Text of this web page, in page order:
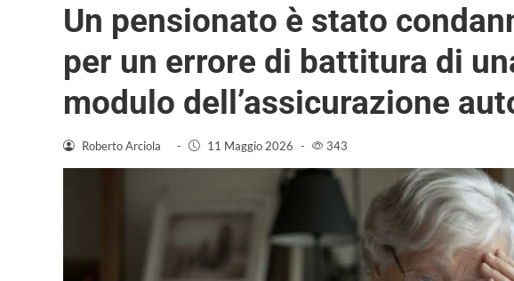
Un pensionato è stato
per un errore di battitura di
modulo dell’assicurazione
Roberto Arciola - 11 Maggio 2026 - 343